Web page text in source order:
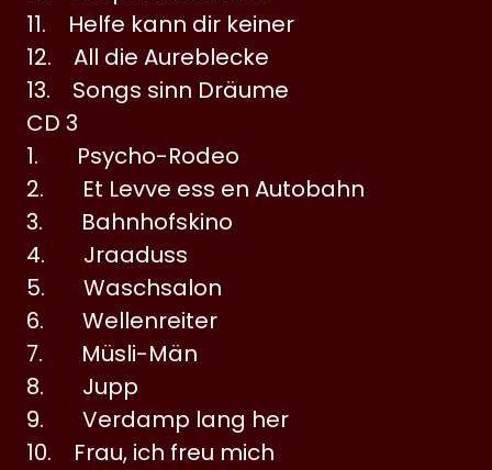
11. Helfe kann dir keiner
12. All die Aureblecke
13. Songs sinn Dräume
CD 3
1. Psycho-Rodeo
2. Et Levve ess en Autobahn
3. Bahnhofskino
4. Jraaduss
5. Waschsalon
6. Wellenreiter
7. Müsli-Män
8. Jupp
9. Verdamp lang her
10. Frau, ich freu mich